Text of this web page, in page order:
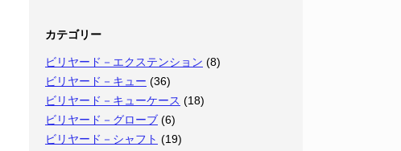
カテゴリー
ビリヤード－エクステンション (8)
ビリヤード－キュー (36)
ビリヤード－キューケース (18)
ビリヤード－グローブ (6)
ビリヤード－シャフト (19)